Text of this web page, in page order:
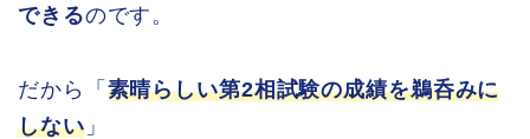
できるのです。
だから「 素晴らしい第2相試験の成績を鵜呑みに
しない」